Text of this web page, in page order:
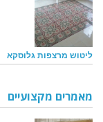
ליטוש מרצפות גלוסקא
מאמרים מקצועיים